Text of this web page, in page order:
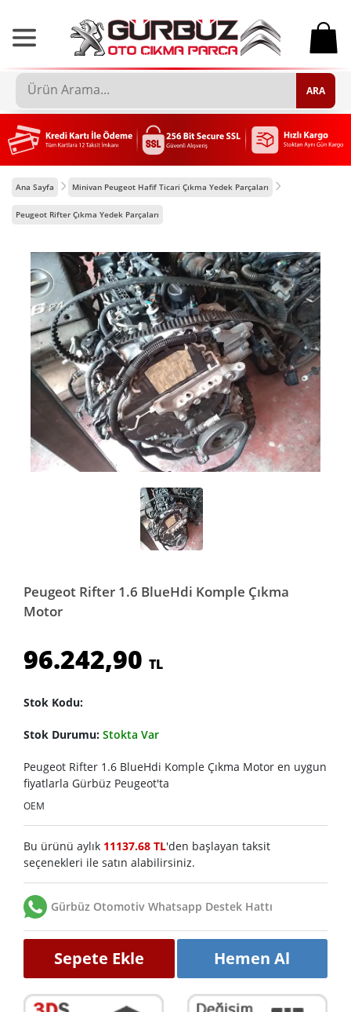
0
ARA
Ana Sayfa Minivan Peugeot Hafif Ticari Çıkma Yedek Parçaları
Peugeot Rifter Çıkma Yedek Parçaları
Peugeot Rifter 1.6 BlueHdi Komple Çıkma
Motor
96.242,90 TL
Stok Kodu:
Stok Durumu: Stokta Var
Peugeot Rifter 1.6 BlueHdi Komple Çıkma Motor en uygun
fiyatlarla Gürbüz Peugeot'ta
OEM
Bu ürünü aylık 11137.68 TL'den başlayan taksit
seçenekleri ile satın alabilirsiniz.
Gürbüz Otomotiv Whatsapp Destek Hattı
Sepete Ekle Hemen Al